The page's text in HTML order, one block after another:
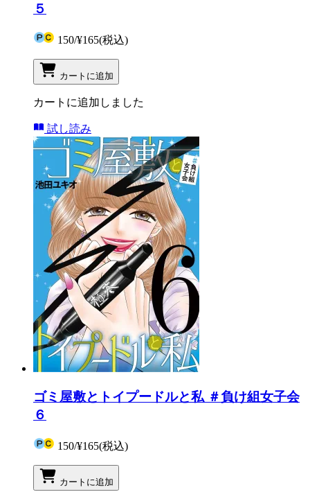
５
150/¥165(税込)
カートに追加
カートに追加しました
試し読み
ゴミ屋敷とトイプードルと私 ＃負け組女子会
６
150/¥165(税込)
カートに追加